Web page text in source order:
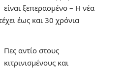
είναι ξεπερασμένο – Η νέα
έως και 30 χρόνια
Πες αντίο στους
κιτρινισμένους και